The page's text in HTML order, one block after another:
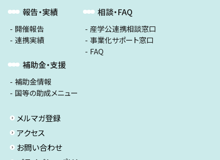
報告・実績
開催報告
連携実績
補助金・支援
補助金情報
国等の助成メニュー
相談・FAQ
産学公連携相談窓口
事業化サポート窓口
FAQ
メルマガ登録
アクセス
お問い合わせ